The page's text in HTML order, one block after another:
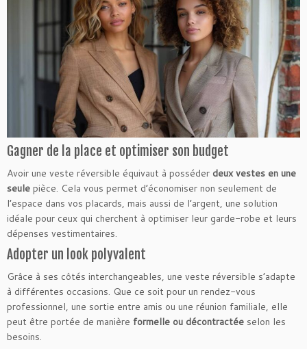
Gagner de la place et optimiser son budget
Avoir une veste réversible équivaut à posséder deux vestes en une
seule pièce. Cela vous permet d’économiser non seulement de
l’espace dans vos placards, mais aussi de l’argent, une solution
idéale pour ceux qui cherchent à optimiser leur garde-robe et leurs
dépenses vestimentaires.
Adopter un look polyvalent
Grâce à ses côtés interchangeables, une veste réversible s’adapte
à différentes occasions. Que ce soit pour un rendez-vous
professionnel, une sortie entre amis ou une réunion familiale, elle
peut être portée de manière formelle ou décontractée selon les
besoins.